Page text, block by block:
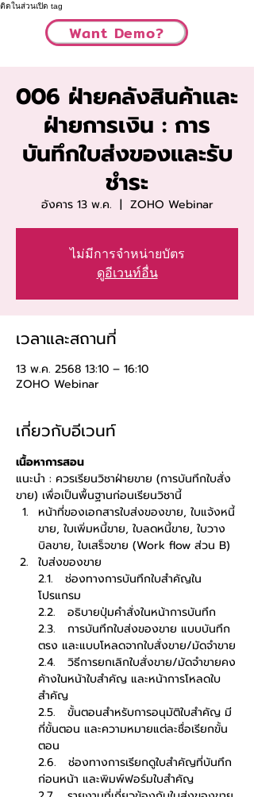
ติดในส่วนเปิด tag
Want Demo?
006 ฝ่ายคลังสินค้าและ
ฝ่ายการเงิน : การ
บันทึกใบส่งของและรับ
ชำระ
อังคาร 13 พ.ค.
  |
ZOHO Webinar
ไม่มีการจำหน่ายบัตร
ดูอีเวนท์อื่น
เวลาและสถานที่
13 พ.ค. 2568 13:10 – 16:10
ZOHO Webinar
เกี่ยวกับอีเวนท์
เนื้อหาการสอน
แนะนำ : ควรเรียนวิชาฝ่ายขาย (การบันทึกใบสั่ง
ขาย) เพื่อเป็นพื้นฐานก่อนเรียนวิชานี้
หน้าที่ของเอกสารใบส่งของขาย, ใบแจ้งหนี้
ขาย, ใบเพิ่มหนี้ขาย, ใบลดหนี้ขาย, ใบวาง
บิลขาย, ใบเสร็จขาย (Work flow ส่วน B)
ใบส่งของขาย
2.1.   ช่องทางการบันทึกใบสำคัญใน
โปรแกรม
2.2.   อธิบายปุ่มคำสั่งในหน้าการบันทึก
2.3.   การบันทึกใบส่งของขาย แบบบันทึก
ตรง และแบบโหลดจากใบสั่งขาย/มัดจำขาย
2.4.   วิธีการยกเลิกใบสั่งขาย/มัดจำขายคง
ค้างในหน้าใบสำคัญ และหน้าการโหลดใบ
สำคัญ
2.5.   ขั้นตอนสำหรับการอนุมัติใบสำคัญ มี
กี่ขั้นตอน และความหมายแต่ละชื่อเรียกขั้น
ตอน
2.6.   ช่องทางการเรียกดูใบสำคัญที่บันทึก
ก่อนหน้า และพิมพ์ฟอร์มใบสำคัญ